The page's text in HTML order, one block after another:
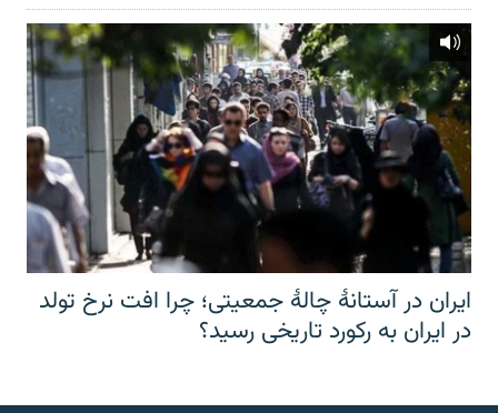
ایران در آستانهٔ چالهٔ جمعیتی؛ چرا افت نرخ تولد
در ایران به رکورد تاریخی رسید؟